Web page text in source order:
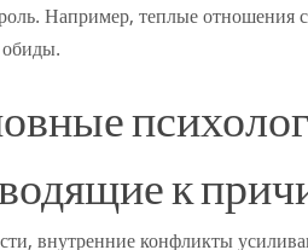
Например, теплые отношения
к
внутренние конфликты